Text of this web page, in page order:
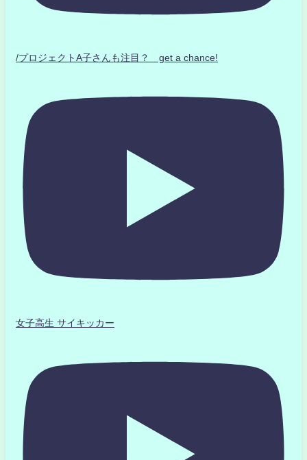
/プロジェクトA子さんも注目？ get a chance!
女子高生 サイキッカー